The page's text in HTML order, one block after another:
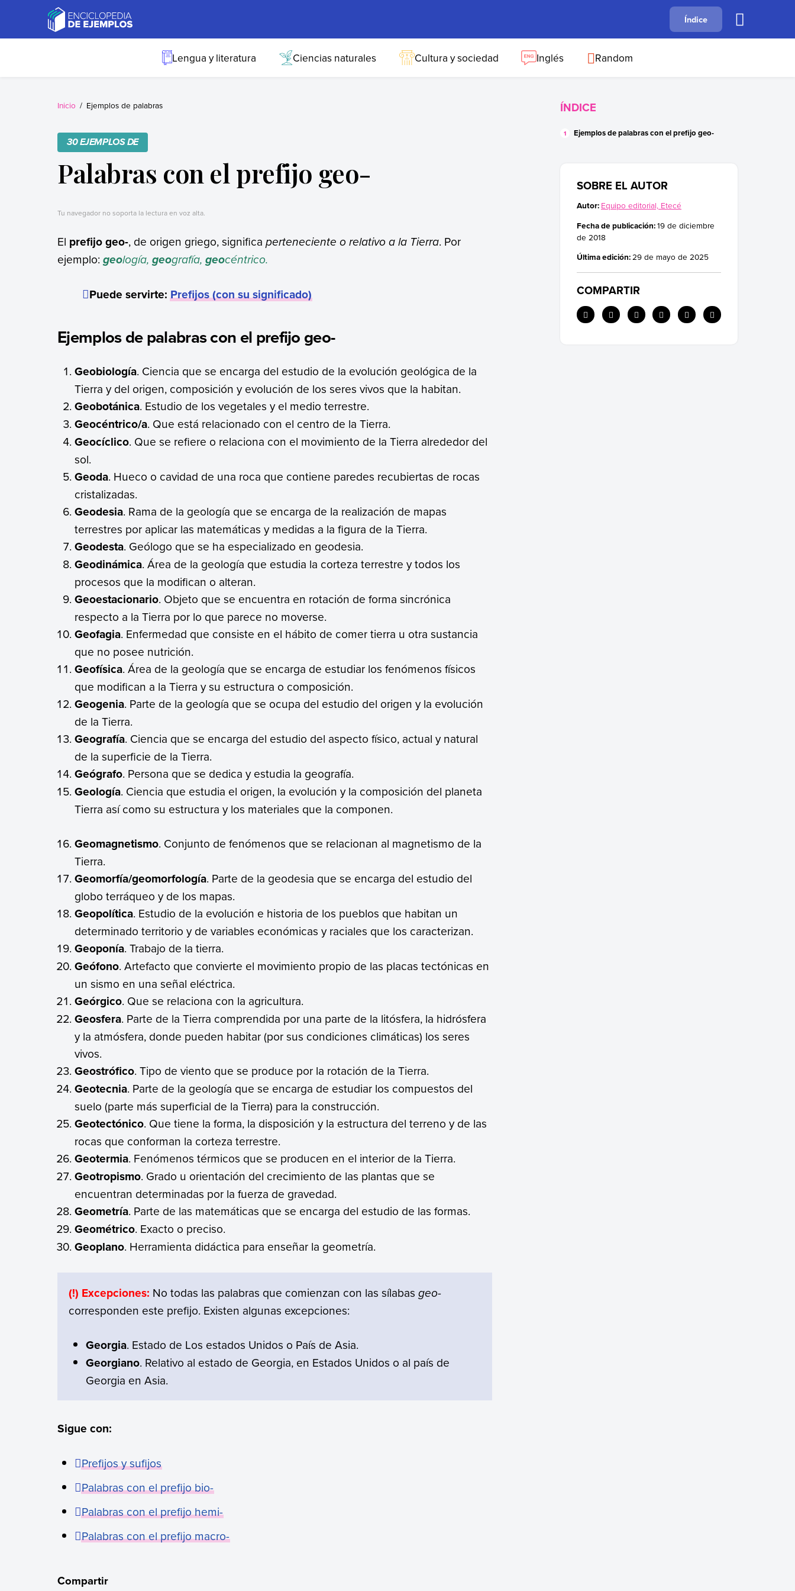
Ejemplos
Necesitas ejemplos.
B C F
Índice
Lengua y literatura Ciencias naturales Cultura y sociedad Inglés Random
Inicio Ejemplos de palabras
30 EJEMPLOS DE
Palabras con el prefijo geo-
Tu navegador no soporta la lectura en voz alta.
El prefijogeo-, de origen griego, significa perteneciente o relativo a la Tierra. Por
ejemplo: geología, geografía, geocéntrico.
Puede servirte:Prefijos (con su significado)
Ejemplos de palabras con el prefijo geo-
Geobiología. Ciencia que se encarga del estudio de la evolución geológica de la
Tierra y del origen, composición y evolución de los seres vivos que la habitan.
Geobotánica. Estudio de los vegetales y el medio terrestre.
Geocéntrico/a. Que está relacionado con el centro de la Tierra.
Geocíclico. Que se refiere o relaciona con el movimiento de la Tierra alrededor del
sol.
Geoda. Hueco o cavidad de una roca que contiene paredes recubiertas de rocas
cristalizadas.
Geodesia. Rama de la geología que se encarga de la realización de mapas
terrestres por aplicar las matemáticas y medidas a la figura de la Tierra.
Geodesta. Geólogo que se ha especializado en geodesia.
Geodinámica. Área de la geología que estudia la corteza terrestre y todos los
procesos que la modifican o alteran.
Geoestacionario. Objeto que se encuentra en rotación de forma sincrónica
respecto a la Tierra por lo que parece no moverse.
Geofagia. Enfermedad que consiste en el hábito de comer tierra u otra sustancia
que no posee nutrición.
Geofísica. Área de la geología que se encarga de estudiar los fenómenos físicos
que modifican a la Tierra y su estructura o composición.
Geogenia. Parte de la geología que se ocupa del estudio del origen y la evolución
de la Tierra.
Geografía. Ciencia que se encarga del estudio del aspecto físico, actual y natural
de la superficie de la Tierra.
Geógrafo. Persona que se dedica y estudia la geografía.
Geología. Ciencia que estudia el origen, la evolución y la composición del planeta
Tierra así como su estructura y los materiales que la componen.
Geomagnetismo. Conjunto de fenómenos que se relacionan al magnetismo de la
Tierra.
Geomorfía/geomorfología. Parte de la geodesia que se encarga del estudio del
globo terráqueo y de los mapas.
Geopolítica. Estudio de la evolución e historia de los pueblos que habitan un
determinado territorio y de variables económicas y raciales que los caracterizan.
Geoponía. Trabajo de la tierra.
Geófono. Artefacto que convierte el movimiento propio de las placas tectónicas en
un sismo en una señal eléctrica.
Geórgico. Que se relaciona con la agricultura.
Geosfera. Parte de la Tierra comprendida por una parte de la litósfera, la hidrósfera
y la atmósfera, donde pueden habitar (por sus condiciones climáticas) los seres
vivos.
Geostrófico. Tipo de viento que se produce por la rotación de la Tierra.
Geotecnia. Parte de la geología que se encarga de estudiar los compuestos del
suelo (parte más superficial de la Tierra) para la construcción.
Geotectónico. Que tiene la forma, la disposición y la estructura del terreno y de las
rocas que conforman la corteza terrestre.
Geotermia. Fenómenos térmicos que se producen en el interior de la Tierra.
Geotropismo. Grado u orientación del crecimiento de las plantas que se
encuentran determinadas por la fuerza de gravedad.
Geometría. Parte de las matemáticas que se encarga del estudio de las formas.
Geométrico. Exacto o preciso.
Geoplano. Herramienta didáctica para enseñar la geometría.
(!) Excepciones: No todas las palabras que comienzan con las sílabasgeo-
corresponden este prefijo. Existen algunas excepciones:
Georgia. Estado de Los estados Unidos o País de Asia.
Georgiano. Relativo al estado de Georgia, en Estados Unidos o al país de
Georgia en Asia.
Sigue con:
Prefijos y sufijos
Palabras con el prefijo bio-
Palabras con el prefijo hemi-
Palabras con el prefijo macro-
Compartir
ÍNDICE
Ejemplos de palabras con el prefijo geo-
SOBRE EL AUTOR
Autor: Equipo editorial, Etecé
Fecha de publicación:19 de diciembre
de 2018
Última edición:29 de mayo de 2025
COMPARTIR